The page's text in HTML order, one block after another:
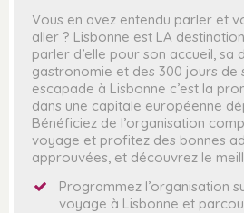
Vous en avez entendu parler et
aller ? Lisbonne est LA
parler d’elle pour son accueil, sa
gastronomie et des 300 jours de
escapade à Lisbonne c’est la
dans une capitale européenne
Bénéficiez de l’organisation
voyage et profitez des bonnes
approuvées, et découvrez le
Programmez l’organisation
voyage à Lisbonne et